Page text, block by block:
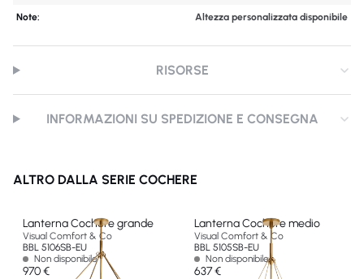
Note: Altezza personalizzata disponibile
RISORSE
INFORMAZIONI SU SPEDIZIONE E CONSEGNA
ALTRO DALLA SERIE COCHERE
Lanterna Cochere grande
Visual Comfort & Co
BBL 5106SB-EU
Non disponibile
970 €
Lanterna Cochere medio
Visual Comfort & Co
BBL 5105SB-EU
Non disponibile
637 €